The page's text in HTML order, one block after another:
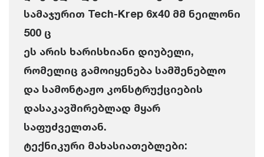
სამაჯურით Tech-Krep 6x40 მმ ნეილონი
500 ც
ეს არის ხარისხიანი დიუბელი,
რომელიც გამოიყენება სამშენებლო
და სამონტაჟო კონსტრუქციების
დასაკავშირებლად მყარ
საფუძველთან.
ტექნიკური მახასიათებლები: